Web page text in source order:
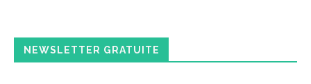
NEWSLETTER GRATUITE